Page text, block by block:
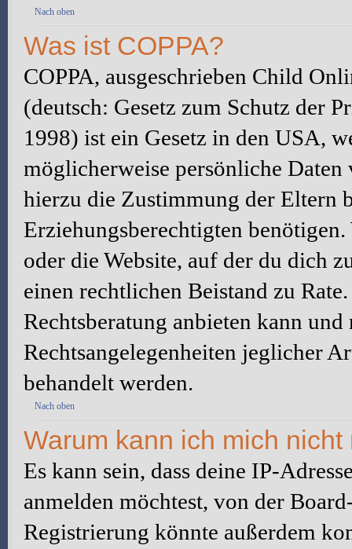
Nach oben
Was ist COPPA?
COPPA, ausgeschrieben Child
(deutsch: Gesetz zum Schutz der
1998) ist ein Gesetz in den USA,
möglicherweise persönliche
hierzu die Zustimmung der Eltern
Erziehungsberechtigten
oder die Website, auf der du dich
einen rechtlichen Beistand zu
Rechtsberatung anbieten kann
Rechtsangelegenheiten jeglicher
behandelt werden.
Nach oben
Warum kann ich mich nicht
Es kann sein, dass deine IP-
anmelden möchtest, von der
Registrierung könnte außerdem